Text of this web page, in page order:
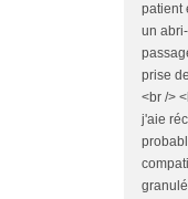
patient
un
prise
<br />
j'aie